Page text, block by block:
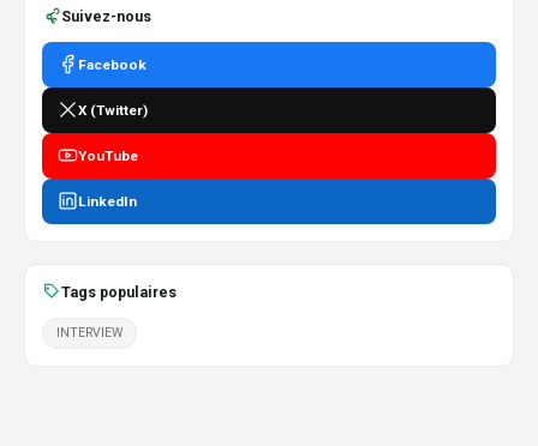
Suivez-nous
Facebook
X (Twitter)
YouTube
LinkedIn
Tags populaires
INTERVIEW